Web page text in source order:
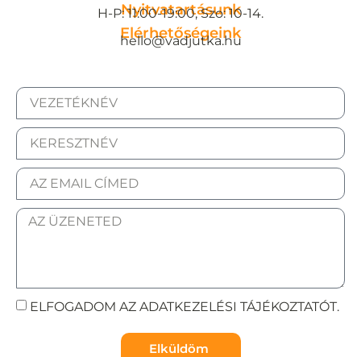
Nyitvatartásunk
H-P: 11:00-19:00, Szo: 10-14.
Elérhetőségeink
hello@vadjutka.hu
ELFOGADOM AZ ADATKEZELÉSI TÁJÉKOZTATÓT.
Elküldöm